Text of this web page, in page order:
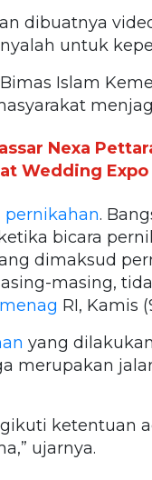
dibuatnya
untuk
Islam
Nexa
Wedding
pernikahan.
bicara
dimaksud
masing,
RI, Kamis
yang
merupakan
ketentuan
ujarnya.